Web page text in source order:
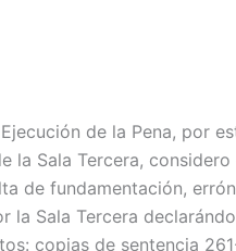
de la Pena, por
Sala Tercera,
de fundamentación,
Sala Tercera
copias de sentencia